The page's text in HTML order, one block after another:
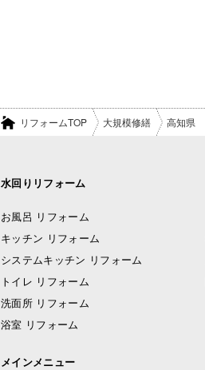
リフォームTOP 大規模修繕 高知県
水回りリフォーム
お風呂 リフォーム
キッチン リフォーム
システムキッチン リフォーム
トイレ リフォーム
洗面所 リフォーム
浴室 リフォーム
メインメニュー